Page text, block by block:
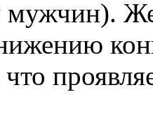
мужчин).